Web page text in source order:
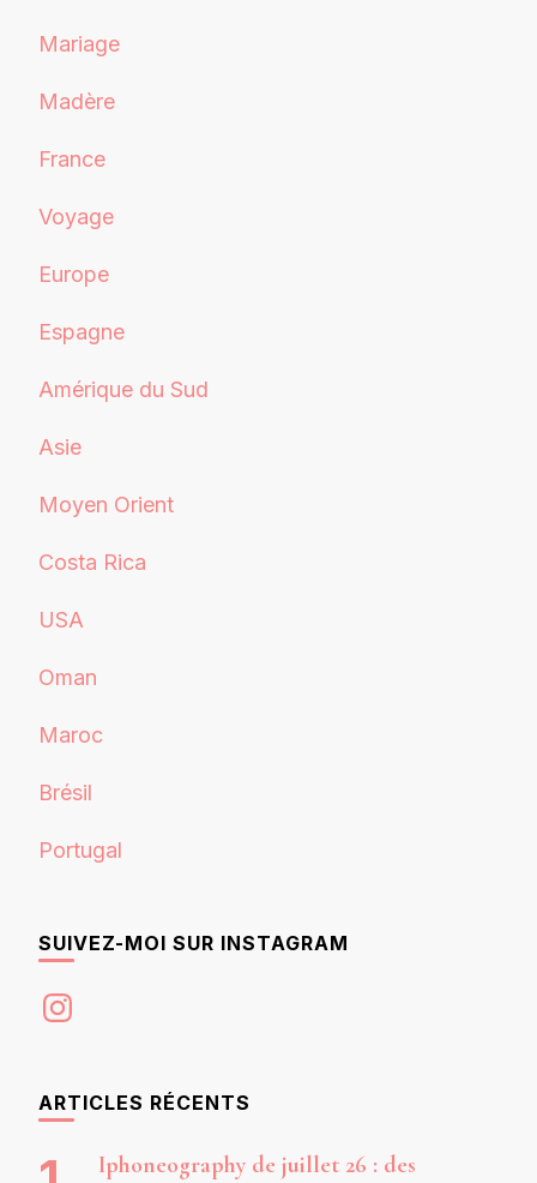
Mariage
Madère
France
Voyage
Europe
Espagne
Amérique du Sud
Asie
Moyen Orient
Costa Rica
USA
Oman
Maroc
Brésil
Portugal
SUIVEZ-MOI SUR INSTAGRAM
Instagram
ARTICLES RÉCENTS
Iphoneography de juillet 26 : des